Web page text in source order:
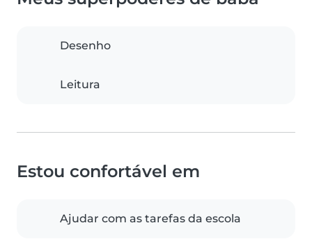
Desenho
Leitura
Estou confortável em
Ajudar com as tarefas da escola